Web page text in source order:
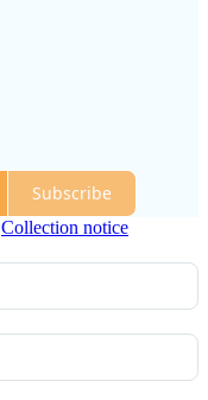
Subscribe
Collection notice